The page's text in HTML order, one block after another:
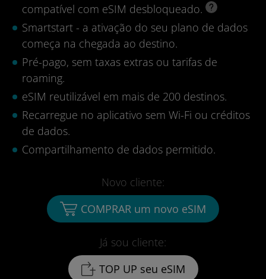
compatível com eSIM desbloqueado.
Smartstart - a ativação do seu plano de dados
começa na chegada ao destino.
Pré-pago, sem taxas extras ou tarifas de
roaming.
eSIM reutilizável em mais de 200 destinos.
Recarregue no aplicativo sem Wi-Fi ou créditos
de dados.
Compartilhamento de dados permitido.
Já sou cliente:
TOP UP seu eSIM
Novo cliente:
COMPRAR um novo eSIM